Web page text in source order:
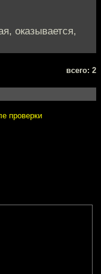
оказывается,
всего: 2
проверки